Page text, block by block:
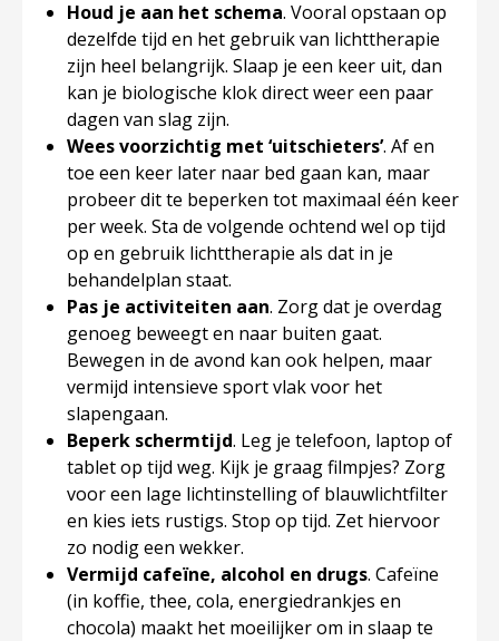
Houd je aan het schema. Vooral opstaan op
dezelfde tijd en het gebruik van lichttherapie
zijn heel belangrijk. Slaap je een keer uit, dan
kan je biologische klok direct weer een paar
dagen van slag zijn.
Wees voorzichtig met ‘uitschieters’. Af en
toe een keer later naar bed gaan kan, maar
probeer dit te beperken tot maximaal één keer
per week. Sta de volgende ochtend wel op tijd
op en gebruik lichttherapie als dat in je
behandelplan staat.
Pas je activiteiten aan. Zorg dat je overdag
genoeg beweegt en naar buiten gaat.
Bewegen in de avond kan ook helpen, maar
vermijd intensieve sport vlak voor het
slapengaan.
Beperk schermtijd. Leg je telefoon, laptop of
tablet op tijd weg. Kijk je graag filmpjes? Zorg
voor een lage lichtinstelling of blauwlichtfilter
en kies iets rustigs. Stop op tijd. Zet hiervoor
zo nodig een wekker.
Vermijd cafeïne, alcohol en drugs. Cafeïne
(in koffie, thee, cola, energiedrankjes en
chocola) maakt het moeilijker om in slaap te